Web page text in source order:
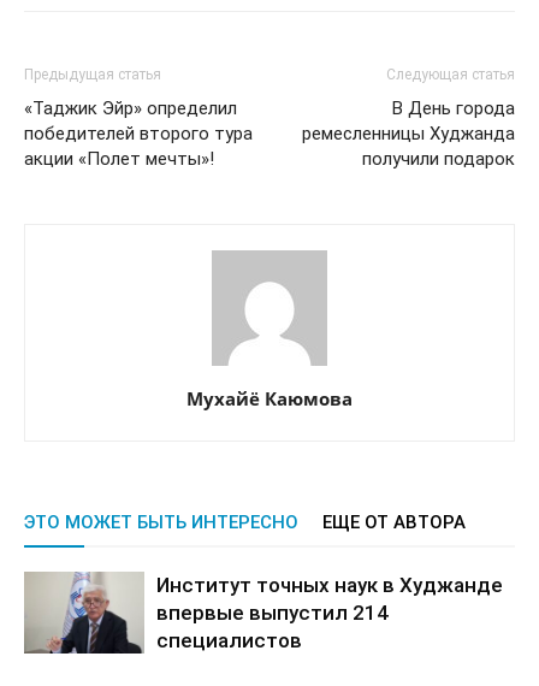
Предыдущая статья
«Таджик Эйр» определил
победителей второго тура
акции «Полет мечты»!
Следующая статья
В День города
ремесленницы Худжанда
получили подарок
Мухайё Каюмова
ЭТО МОЖЕТ БЫТЬ ИНТЕРЕСНО ЕЩЕ ОТ АВТОРА
Институт точных наук в Худжанде
впервые выпустил 214
специалистов